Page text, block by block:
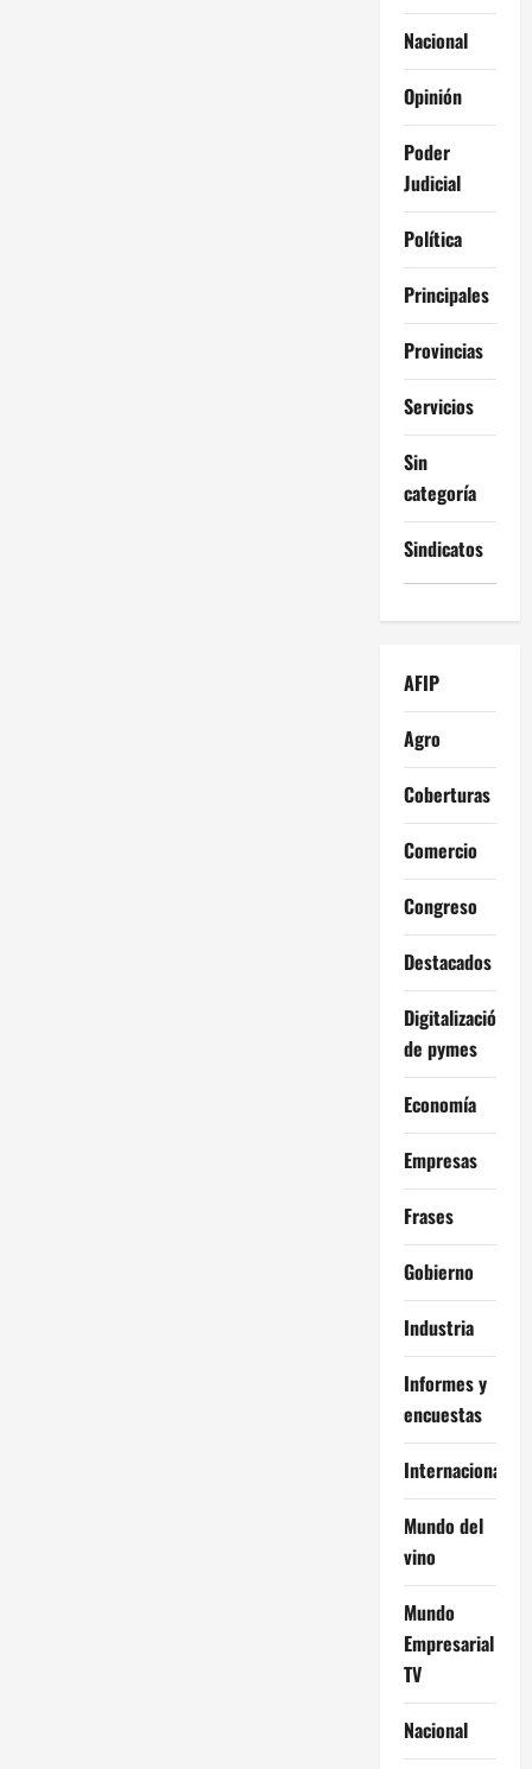
Nacional
Opinión
Poder
Judicial
Política
Principales
Provincias
Servicios
Sin
categoría
Sindicatos
AFIP
Agro
Coberturas
Comercio
Congreso
Destacados
Digitalización
de pymes
Economía
Empresas
Frases
Gobierno
Industria
Informes y
encuestas
Internacional
Mundo del
vino
Mundo
Empresarial
TV
Nacional